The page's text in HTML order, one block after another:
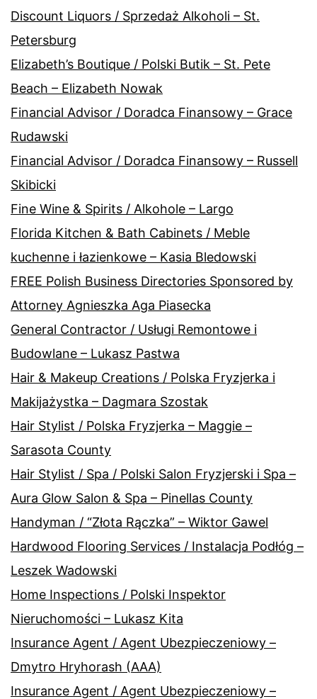
Discount Liquors / Sprzedaż Alkoholi – St.
Petersburg
Elizabeth’s Boutique / Polski Butik – St. Pete
Beach – Elizabeth Nowak
Financial Advisor / Doradca Finansowy – Grace
Rudawski
Financial Advisor / Doradca Finansowy – Russell
Skibicki
Fine Wine & Spirits / Alkohole – Largo
Florida Kitchen & Bath Cabinets / Meble
kuchenne i łazienkowe – Kasia Bledowski
FREE Polish Business Directories Sponsored by
Attorney Agnieszka Aga Piasecka
General Contractor / Usługi Remontowe i
Budowlane – Lukasz Pastwa
Hair & Makeup Creations / Polska Fryzjerka i
Makijażystka – Dagmara Szostak
Hair Stylist / Polska Fryzjerka – Maggie –
Sarasota County
Hair Stylist / Spa / Polski Salon Fryzjerski i Spa –
Aura Glow Salon & Spa – Pinellas County
Handyman / “Złota Rączka” – Wiktor Gawel
Hardwood Flooring Services / Instalacja Podłóg –
Leszek Wadowski
Home Inspections / Polski Inspektor
Nieruchomości – Lukasz Kita
Insurance Agent / Agent Ubezpieczeniowy –
Dmytro Hryhorash (AAA)
Insurance Agent / Agent Ubezpieczeniowy –